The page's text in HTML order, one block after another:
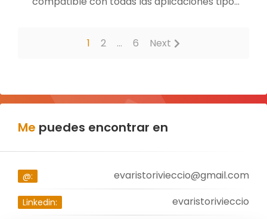
1
2 … 6 Next
Me puedes encontrar en
@: evaristorivieccio@gmail.com
Linkedin: evaristorivieccio